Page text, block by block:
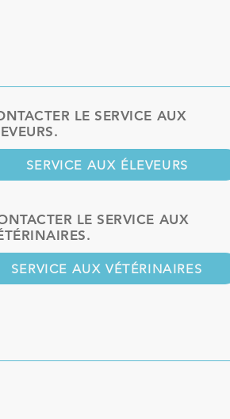
LE SERVICE AUX
SERVICE AUX ÉLEVEURS
LE SERVICE AUX
SERVICE AUX VÉTÉRINAIRES